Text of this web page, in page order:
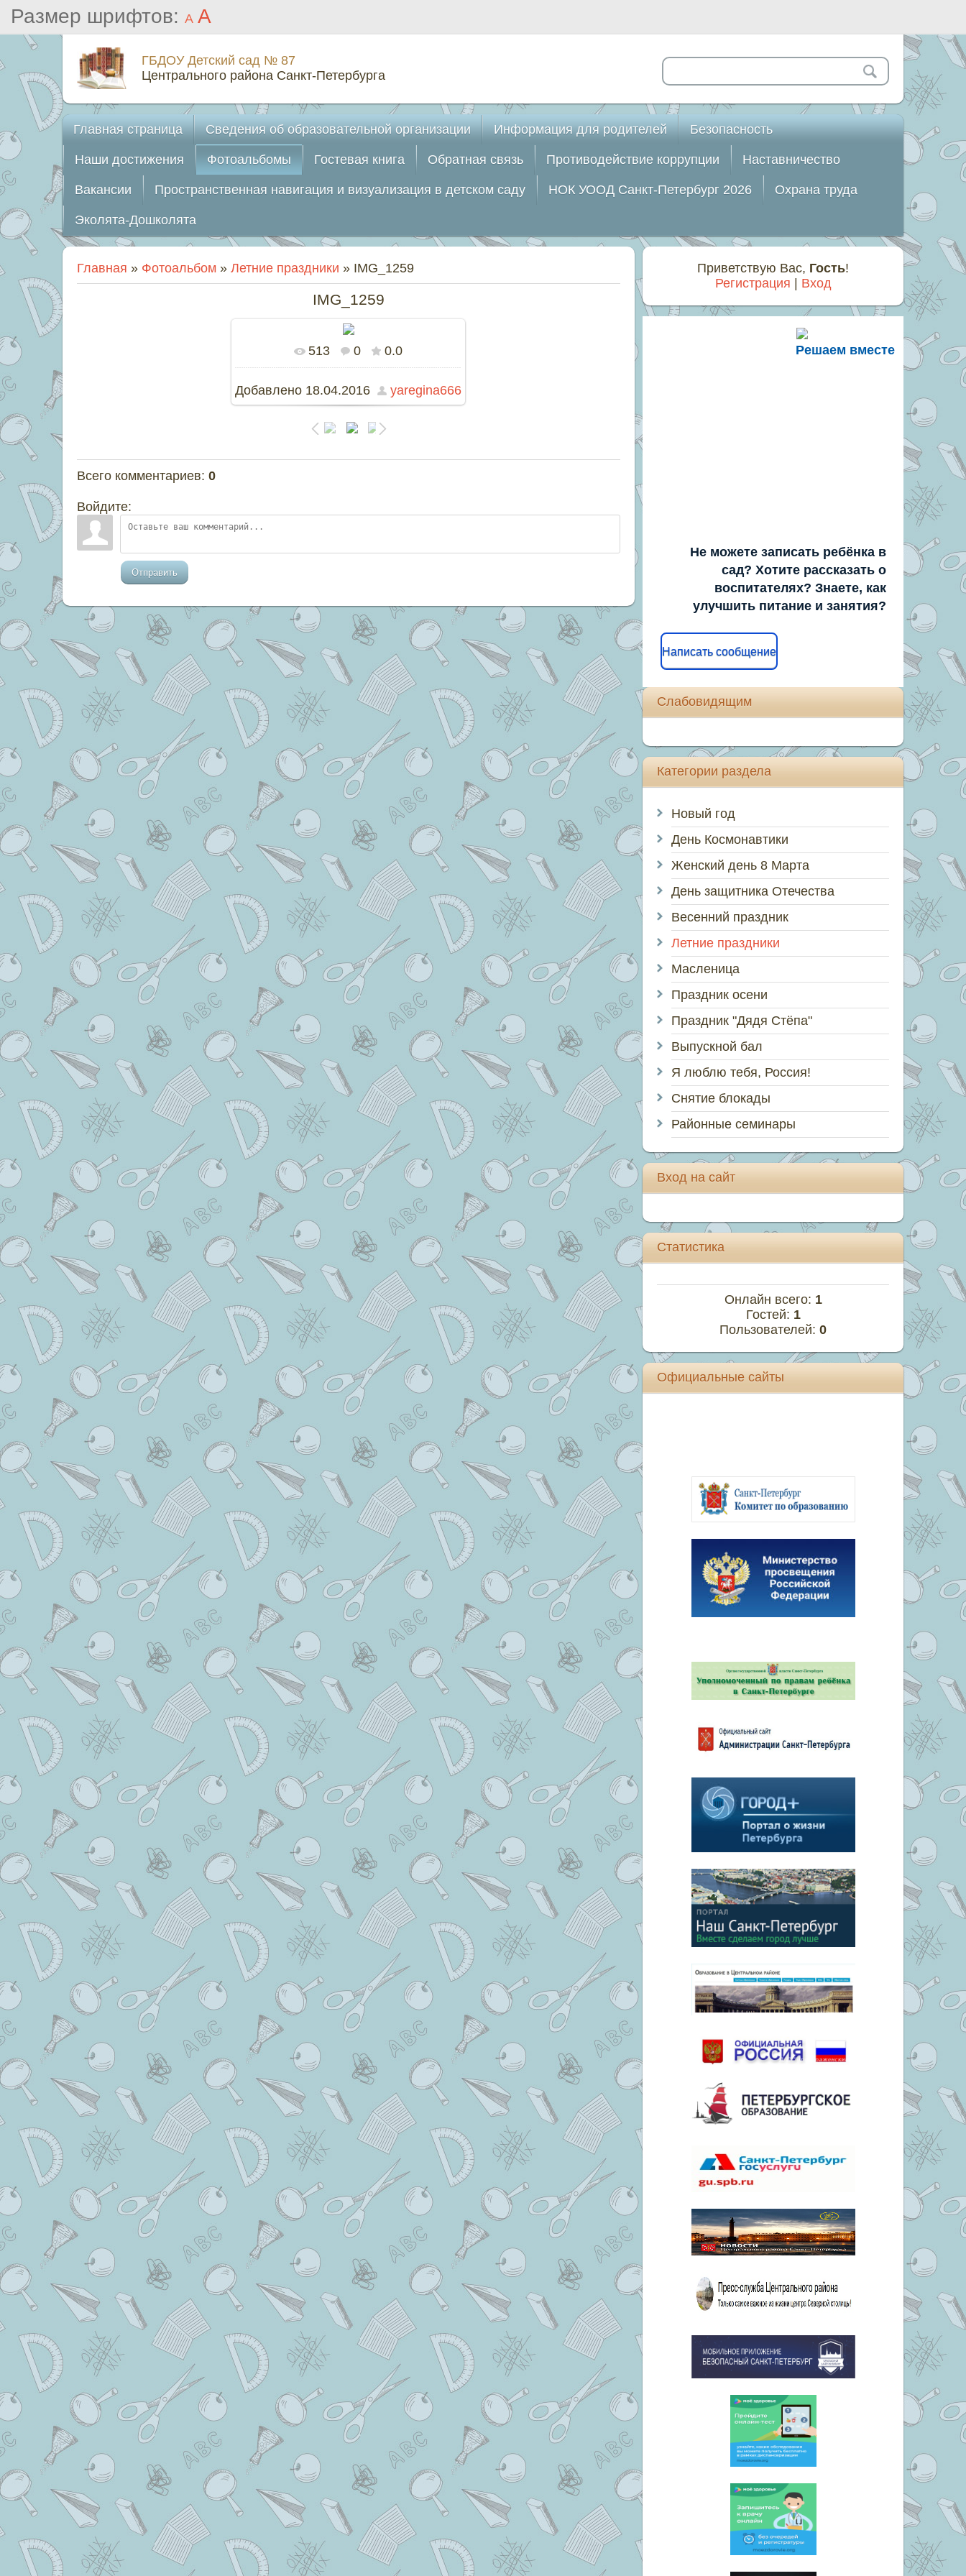
Размер шрифтов: A A
ГБДОУ Детский сад № 87
Центрального района Санкт-Петербурга
Главная страница Cвeдeния об образовательной организации Информация для родителей Безопасность
Наши достижения Фотоальбомы Гостевая книга Oбратная связь Противодействие коррупции Наставничество
Вакансии Пространственная навигация и визуализация в детском саду НОК УООД Санкт-Петербург 2026 Охрана труда
Эколята-Дошколята
Главная » Фотоальбом » Летние праздники » IMG_1259
IMG_1259
В реальном размере 1600x1200
513 0 0.0
Добавлено 18.04.2016 yaregina666
Всего комментариев: 0
Войдите:
Отправить
Приветствую Вас, Гость!
Регистрация
Вход
Решаем вместе
Не можете записать ребёнка в
сад? Хотите рассказать о
воспитателях? Знаете, как
улучшить питание и занятия?
Написать сообщение
Слабовидящим
Категории раздела
Новый год
День Космонавтики
Женский день 8 Марта
День защитника Отечества
Весенний праздник
Летние праздники
Масленица
Праздник осени
Праздник "Дядя Стёпа"
Выпускной бал
Я люблю тебя, Россия!
Снятие блокады
Районные семинары
Вход на сайт
Статистика
Онлайн всего: 1
Гостей: 1
Пользователей:0
Официальные сайты